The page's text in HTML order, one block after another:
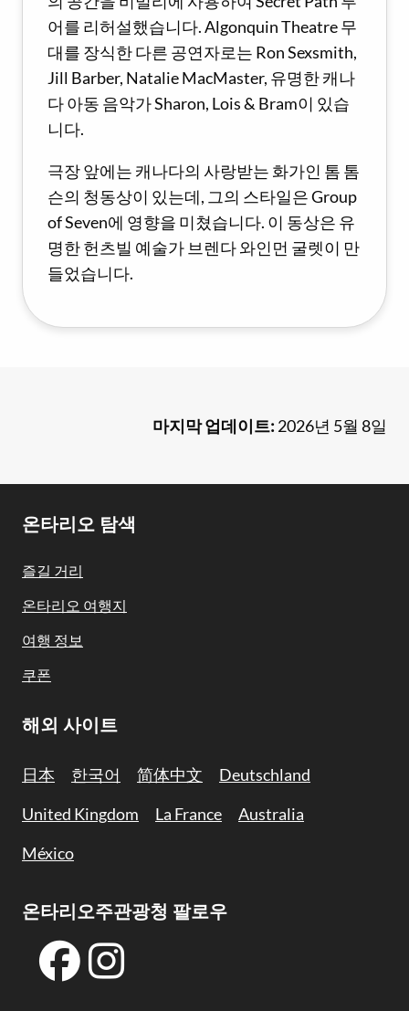
어를 리허설했습니다. Algonquin Theatre 무
대를 장식한 다른 공연자로는 Ron Sexsmith,
Jill Barber, Natalie MacMaster, 유명한 캐나
다 아동 음악가 Sharon, Lois & Bram이 있습
니다.
극장 앞에는 캐나다의 사랑받는 화가인 톰 톰
슨의 청동상이 있는데, 그의 스타일은 Group
of Seven에 영향을 미쳤습니다. 이 동상은 유
명한 헌츠빌 예술가 브렌다 와인먼 굴렛이 만
들었습니다.
마지막 업데이트: 2026년 5월 8일
Footer
Navigation
온타리오 탐색
즐길 거리
온타리오 여행지
여행 정보
쿠폰
해외 사이트
日本 한국어 简体中文
Deutschland
United Kingdom
La France
Australia
México
온타리오주관광청 팔로우